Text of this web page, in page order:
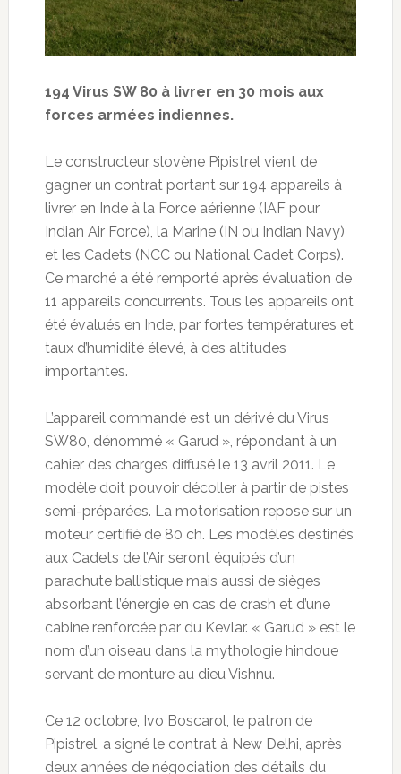
194 Virus SW 80 à livrer en 30 mois aux
forces armées indiennes.
Le constructeur slovène Pipistrel vient de
gagner un contrat portant sur 194 appareils à
livrer en Inde à la Force aérienne (IAF pour
Indian Air Force), la Marine (IN ou Indian Navy)
et les Cadets (NCC ou National Cadet Corps).
Ce marché a été remporté après évaluation de
11 appareils concurrents. Tous les appareils ont
été évalués en Inde, par fortes températures et
taux d’humidité élevé, à des altitudes
importantes.
L’appareil commandé est un dérivé du Virus
SW80, dénommé « Garud », répondant à un
cahier des charges diffusé le 13 avril 2011. Le
modèle doit pouvoir décoller à partir de pistes
semi-préparées. La motorisation repose sur un
moteur certifié de 80 ch. Les modèles destinés
aux Cadets de l’Air seront équipés d’un
parachute ballistique mais aussi de sièges
absorbant l’énergie en cas de crash et d’une
cabine renforcée par du Kevlar. « Garud » est le
nom d’un oiseau dans la mythologie hindoue
servant de monture au dieu Vishnu.
Ce 12 octobre, Ivo Boscarol, le patron de
Pipistrel, a signé le contrat à New Delhi, après
deux années de négociation des détails du